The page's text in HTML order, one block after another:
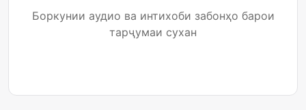
Боркунии аудио ва интихоби забонҳо барои
тарҷумаи сухан